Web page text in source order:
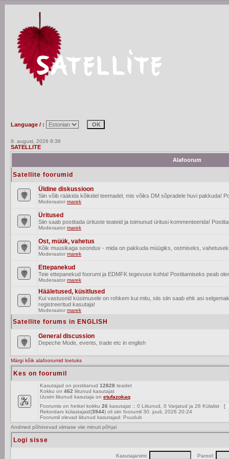
Language / :
9. august, 2026 8:36
SATELLITE
Alafoorum
Satellite foorumid
Üldine diskussioon
Siin võib rääkida kõikidel teemadel, mis võiks DM sõpradele huvi pakkuda!
Moderaator marek
Üritused
Siin saab postitada ürituste teateid ja toimunud üritusi kommenteerida!
Moderaator marek
Ost, müük, vahetus
Kõik muusikaga seonduv - mida on pakkuda müügiks, ostmiseks,
Moderaator marek
Ettepanekud
Teie ettepanekud foorumi ja EDMFK tegevuse kohta! Postitamiseks peab
Moderaator marek
Hääletused, küsitlused
Kui vastuseid küsimusele on rohkem kui mitu, siis siin saab ehk asi
registreeritud kasutaja!
Moderaator marek
Satellite forums in ENGLISH
General discussion
Depeche Mode, events, trade etc in english
Märgi kõik alafoorumid loetuks
Kes on foorumil
Kasutajad on postitanud 12828 teadet
Kokku on 462 liitunud kasutajat
Uusim liitunud kasutaja on etufazokaq
Foorumis on hetkel kokku 26 kasutajat :: 0 Liitunud, 0 Varjatud ja 26 Külalist [
Rekordarv külastajaid(3944) oli siin foorumil 30. juuli, 2026 20:24
Foorumil olevad liitunud kasutajad: Puudub
Andmed põhinevad viimase viie minuti põhjal
Logi sisse
Kasutajanimi: Parool: